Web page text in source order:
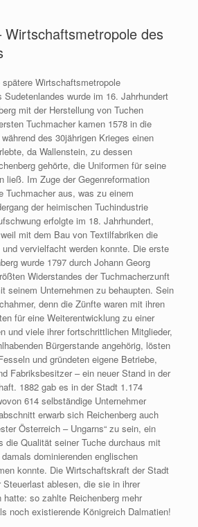
Wirtschaftsmetropole des
Wirtschaftsmetropole
Sudetenlandes wurde im 16. Jahrhundert
mit der Herstellung von Tuchen
Tuchmacher kamen 1578 in die
des 30jährigen Krieges einen
da Wallenstein, zu dessen
gehörte, die Uniformen für seine
ließ. Im Zuge der Gegenreformation
Tuchmacher aus, was zu einem
der heimischen Tuchindustrie
erfolgte im 18. Jahrhundert,
mit dem Bau von Textilfabriken die
vervielfacht werden konnte. Die erste
wurde 1797 durch Johann Georg
Widerstandes der Tuchmacherzunft
seinem Unternehmen zu behaupten. Sein
denn die Zünfte waren mit ihren
für eine Weiterentwicklung zu einer
und viele ihrer fortschrittlichen Mitglieder,
Bürgerstande angehörig, lösten
und gründeten eigene Betriebe,
Fabriksbesitzer – ein neuer Stand in der
1882 gab es in der Stadt 1.174
614 selbständige Unternehmer
erwarb sich Reichenberg auch
Österreich – Ungarns“ zu sein, ein
die Qualität seiner Tuche durchaus mit
dominierenden englischen
konnte. Die Wirtschaftskraft der Stadt
ablesen, die sie in ihrer
hatte: so zahlte Reichenberg mehr
noch existierende Königreich Dalmatien!